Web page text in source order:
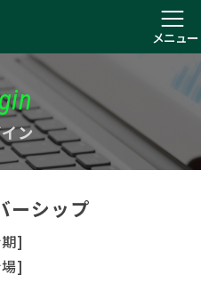
メニュー
ン
ーシップ
]
]